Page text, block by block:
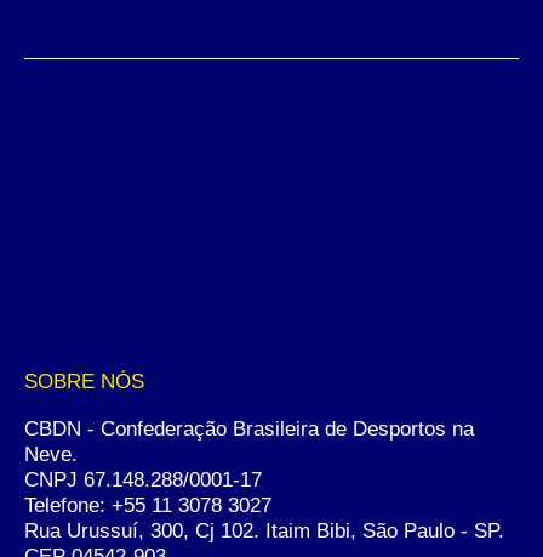
SOBRE NÓS
CBDN - Confederação Brasileira de Desportos na
Neve.
CNPJ 67.148.288/0001-17
Telefone: +55 11 3078 3027
Rua Urussuí, 300, Cj 102. Itaim Bibi, São Paulo - SP.